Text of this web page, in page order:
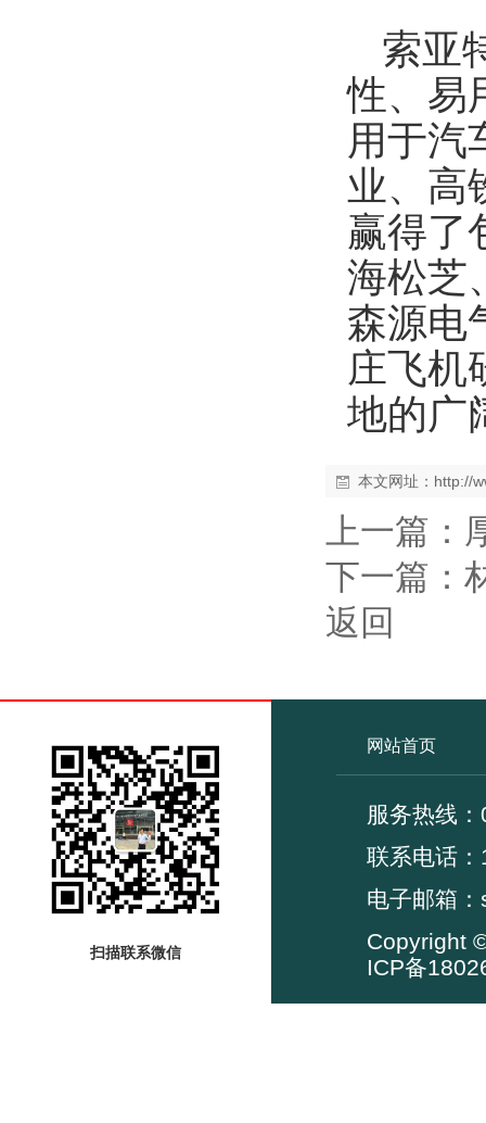
索亚
性、易
用于汽
业、高
赢得了
海松芝
森源电
庄飞机
地的广
本文网址： http://
上一篇：
下一篇：
返回
扫描联系微信
网站首页
服务热线
联系
电子邮箱
Copyright
ICP备